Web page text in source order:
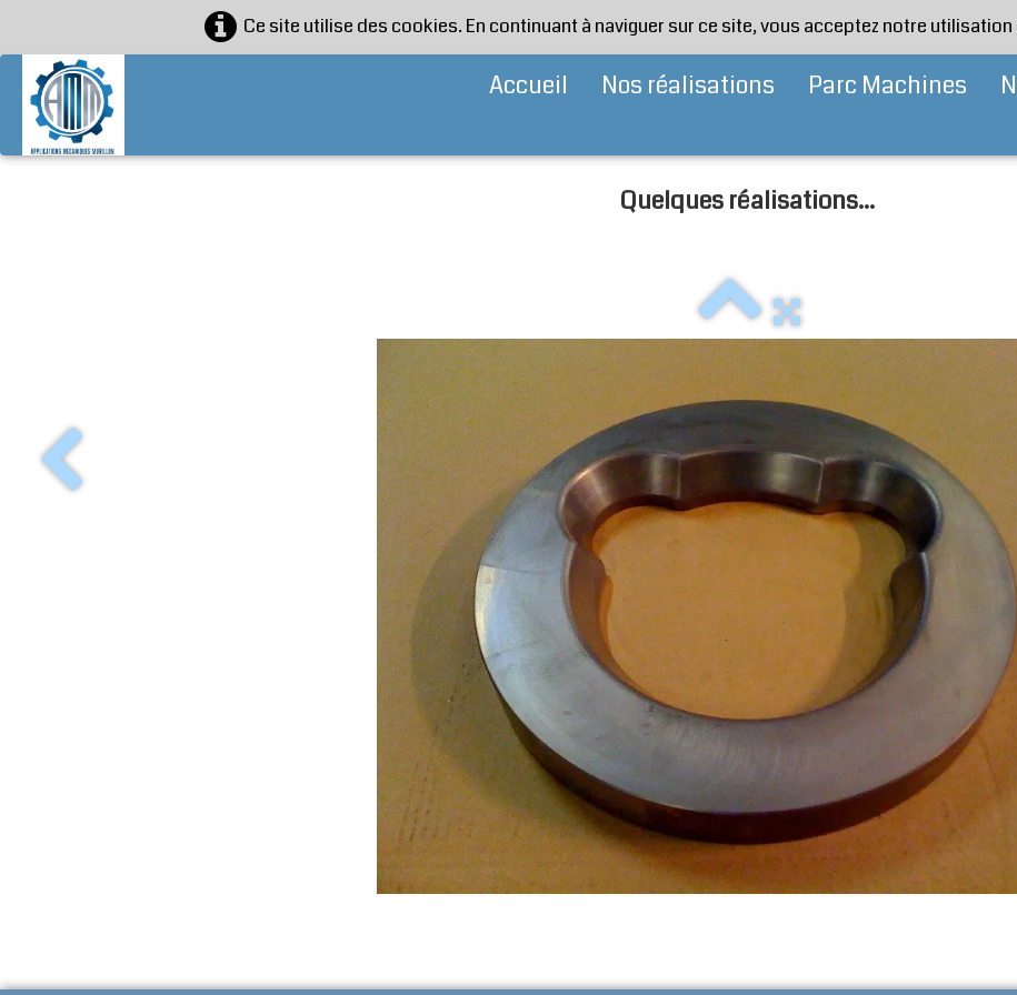
Ce site utilise des cookies. En continuant à naviguer sur ce site, vous acceptez notre
Accueil Nos réalisations Parc Machines
Quelques réalisations...